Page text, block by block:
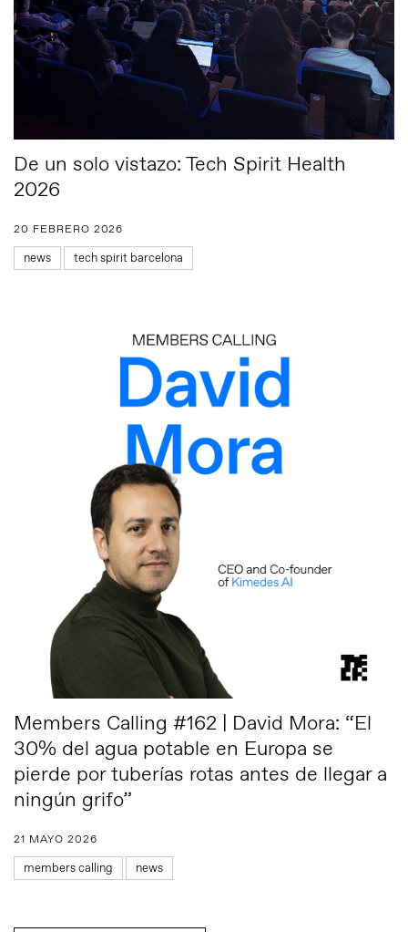
De un solo vistazo: Tech Spirit Health
2026
20 FEBRERO 2026
news tech spirit barcelona
Members Calling #162 | David Mora: “El
30% del agua potable en Europa se
pierde por tuberías rotas antes de llegar a
ningún grifo”
21 MAYO 2026
members calling news